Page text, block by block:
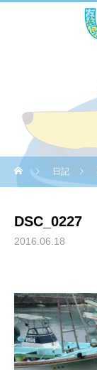
日記
DSC_0227
2016.06.18